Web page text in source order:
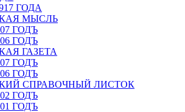
ГОДА
МЫСЛЬ
ГОДЪ
ГОДЪ
ГАЗЕТА
ГОДЪ
ГОДЪ
СПРАВОЧНЫЙ ЛИСТОК
ГОДЪ
ГОДЪ